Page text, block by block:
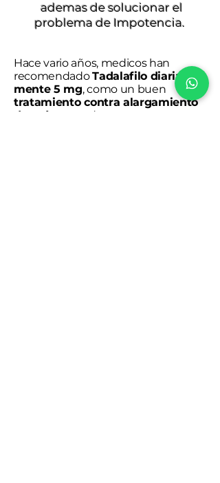
ademas de solucionar el
problema de Impotencia.
Hace vario años, medicos han
recomendadoTadalafilo diaria-
mente 5 mg, como un buen
tratamiento contra alargamiento
de próstata
, ademas, para